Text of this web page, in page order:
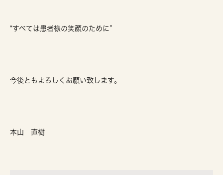
“すべては患者様の笑顔のために”
今後ともよろしくお願い致します。
本山 直樹